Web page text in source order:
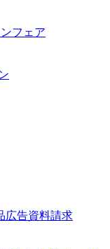
フェア
広告資料請求